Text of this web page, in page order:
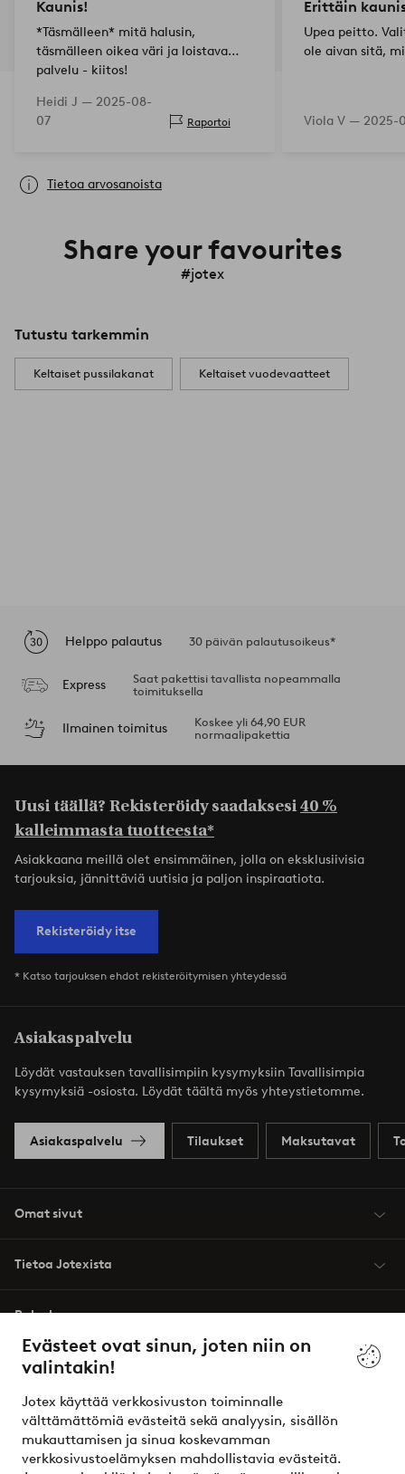
Evästeet ovat sinun, joten niin on
valintakin!
Jotex käyttää verkkosivuston toiminnalle
välttämättömiä evästeitä sekä analyysin, sisällön
mukauttamisen ja sinua koskevamman
verkkosivustoelämyksen mahdollistavia evästeitä.
Kaunis!
*Täsmälleen* mitä halusin,
täsmälleen oikea väri ja loistava
palvelu - kiitos!
Heidi J — 2025-08-
07
Raportoi
Erittäin
Upea peitto.
ole aivan sitä,
Viola V — 2025-
Tietoa arvosanoista
Share your favourites
#jotex
Tutustu tarkemmin
Keltaiset pussilakanat Keltaiset vuodevaatteet
Helppo palautus 30 päivän palautusoikeus*
Express
Saat pakettisi tavallista nopeammalla
toimituksella
Ilmainen toimitus
Koskee yli 64,90 EUR
normaalipakettia
Uusi täällä? Rekisteröidy saadaksesi40 %
kalleimmasta tuotteesta*
Asiakkaana meillä olet ensimmäinen, jolla on eksklusiivisia
tarjouksia, jännittäviä uutisia ja paljon inspiraatiota.
Rekisteröidy itse
* Katso tarjouksen ehdot rekisteröitymisen yhteydessä
Asiakaspalvelu
Löydät vastauksen tavallisimpiin kysymyksiin Tavallisimpia
kysymyksiä -osiosta. Löydät täältä myös yhteystietomme.
Asiakaspalvelu Tilaukset Maksutavat
Omat sivut
Tietoa Jotexista
Palvelumme
Ehdot
Ystävät